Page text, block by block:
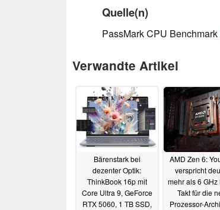
Quelle(n)
PassMark CPU Benchmark
Verwandte Artikel
Bärenstark bei
dezenter Optik:
ThinkBook 16p mit
Core Ultra 9, GeForce
RTX 5060, 1 TB SSD,
AMD Zen 6:
verspricht
mehr als 6 GHz
Takt für die
Prozessor-